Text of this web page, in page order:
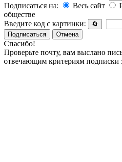
Подписаться на:
Весь сайт
обществе
Введите код с картинки:
🔄
Подписаться
Отмена
Спасибо!
Проверьте почту, вам выслано
отвечающим критериям подписки